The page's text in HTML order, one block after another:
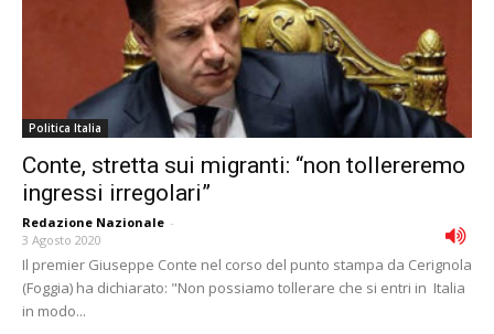
Politica Italia
Conte, stretta sui migranti: “non tollereremo
ingressi irregolari”
Redazione Nazionale -
3 Agosto 2020
Il premier Giuseppe Conte nel corso del punto stampa da Cerignola
(Foggia) ha dichiarato: "Non possiamo tollerare che si entri in Italia
in modo...